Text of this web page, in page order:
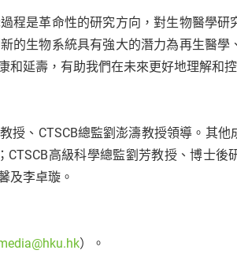
程是革命性的研究方向，對生物醫學研
的生物系統具有強大的潛力為再生醫學
延壽，有助我們在未來更好地理解和控
授、CTSCB總監劉澎濤教授領導。其
CTSCB高級科學總監劉芳教授、博士
及李卓璇。
）。